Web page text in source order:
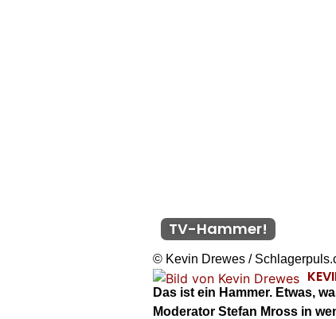
TV-Hammer!
© Kevin Drewes /
Das ist ein Hammer. Etwas,
Moderator Stefan Mross in